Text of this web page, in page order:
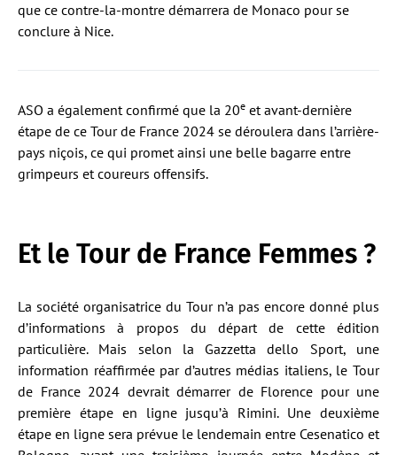
que ce contre-la-montre démarrera de Monaco pour se
conclure à Nice.
ASO a également confirmé que la 20e et avant-dernière
étape de ce Tour de France 2024 se déroulera dans l’arrière-
pays niçois, ce qui promet ainsi une belle bagarre entre
grimpeurs et coureurs offensifs.
Et le Tour de France Femmes ?
La société organisatrice du Tour n’a pas encore donné plus
d’informations à propos du départ de cette édition
particulière. Mais selon la Gazzetta dello Sport, une
information réaffirmée par d’autres médias italiens, le Tour
de France 2024 devrait démarrer de Florence pour une
première étape en ligne jusqu’à Rimini. Une deuxième
étape en ligne sera prévue le lendemain entre Cesenatico et